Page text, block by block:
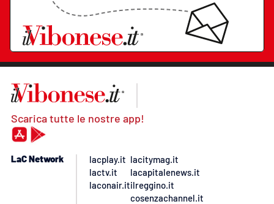
Scarica tutte le nostre app!
LaC Network
lacplay.it
lactv.it
laconair.it
lacitymag.it
lacapitalenews.it
ilreggino.it
cosenzachannel.it